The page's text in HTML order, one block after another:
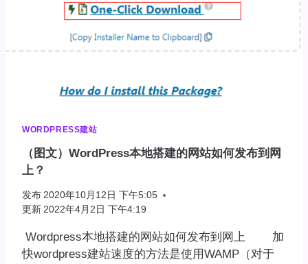
不
是
合
法
响
WORDPRESS建站
（图文）WordPress本地搭建的网站如何发布到网
上？
发布 2020年10月12日 下午5:05
更新 2022年4月2日 下午4:19
Wordpress本地搭建的网站如何发布到网上 加
快wordpress建站速度的方法是使用WAMP（对于